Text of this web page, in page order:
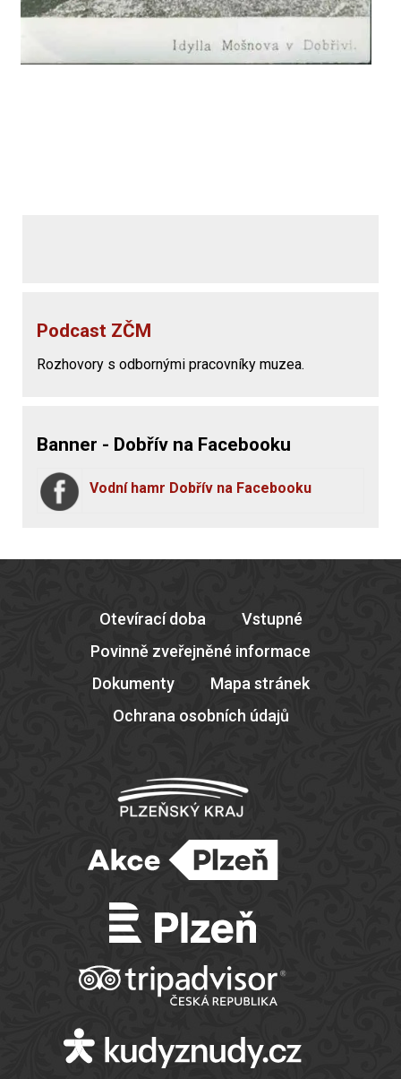
Podcast ZČM
Rozhovory s odbornými pracovníky muzea.
Banner - Dobřív na Facebooku
Vodní hamr Dobřív na Facebooku
Otevírací doba
Vstupné
Povinně zveřejněné informace
Dokumenty
Mapa stránek
Ochrana osobních údajů